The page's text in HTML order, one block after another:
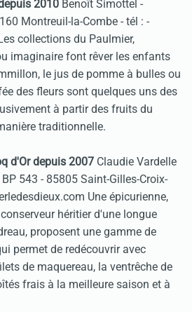
2010 Benoît Simottel -
Montreuil-la-Combe - tél : -
collections du Paulmier,
imaginaire font rêver les enfants
le jus de pomme à bulles ou
des fleurs sont quelques uns des
à partir des fruits du
traditionnelle.
d'Or depuis 2007 Claudie Vardelle
543 - 85805 Saint-Gilles-Croix-
Une épicurienne,
héritier d'une longue
proposent une gamme de
permet de redécouvrir avec
de maquereau, la ventrêche de
frais à la meilleure saison et à